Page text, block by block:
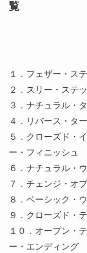
覧
１．フェザー・ス
２．スリー・ステ
３．ナチュラル・
４．リバース・タ
５．クローズド・
ー・フィニッシュ
６．ナチュラル・
７．チェンジ・オ
８．ベーシック・
９．クローズド・
１０．オープン・
ー・エンディング